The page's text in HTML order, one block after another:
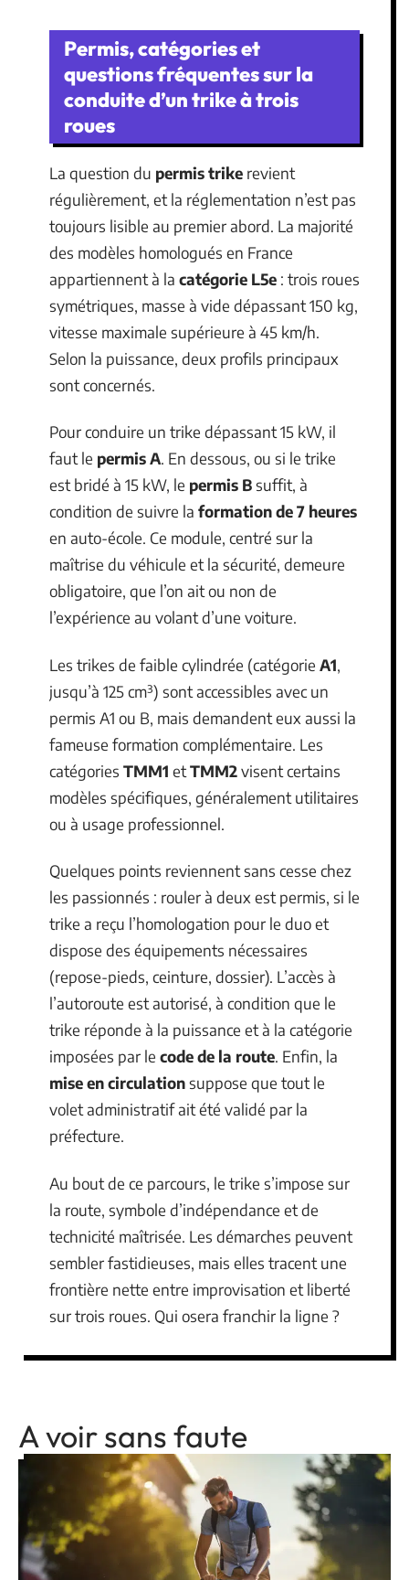
Permis, catégories et
questions fréquentes sur la
conduite d’un trike à trois
roues
La question du permis trike revient
régulièrement, et la réglementation n’est pas
toujours lisible au premier abord. La majorité
des modèles homologués en France
appartiennent à la catégorie L5e : trois roues
symétriques, masse à vide dépassant 150 kg,
vitesse maximale supérieure à 45 km/h.
Selon la puissance, deux profils principaux
sont concernés.
Pour conduire un trike dépassant 15 kW, il
faut le permis A. En dessous, ou si le trike
est bridé à 15 kW, le permis Bsuffit, à
condition de suivre la formation de 7 heures
en auto-école. Ce module, centré sur la
maîtrise du véhicule et la sécurité, demeure
obligatoire, que l’on ait ou non de
l’expérience au volant d’une voiture.
Les trikes de faible cylindrée (catégorie A1,
jusqu’à 125 cm³) sont accessibles avec un
permis A1 ou B, mais demandent eux aussi la
fameuse formation complémentaire. Les
catégories TMM1 etTMM2visent certains
modèles spécifiques, généralement utilitaires
ou à usage professionnel.
Quelques points reviennent sans cesse chez
les passionnés : rouler à deux est permis, si le
trike a reçu l’homologation pour le duo et
dispose des équipements nécessaires
(repose-pieds, ceinture, dossier). L’accès à
l’autoroute est autorisé, à condition que le
trike réponde à la puissance et à la catégorie
imposées par le code de la route. Enfin, la
mise en circulationsuppose que tout le
volet administratif ait été validé par la
préfecture.
Au bout de ce parcours, le trike s’impose sur
la route, symbole d’indépendance et de
technicité maîtrisée. Les démarches peuvent
sembler fastidieuses, mais elles tracent une
frontière nette entre improvisation et liberté
sur trois roues. Qui osera franchir la ligne ?
A voir sans faute